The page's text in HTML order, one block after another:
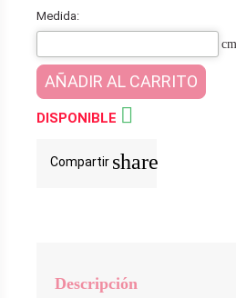
Medida:
cm
AÑADIR AL CARRITO
DISPONIBLE 
Compartir share
Descripción